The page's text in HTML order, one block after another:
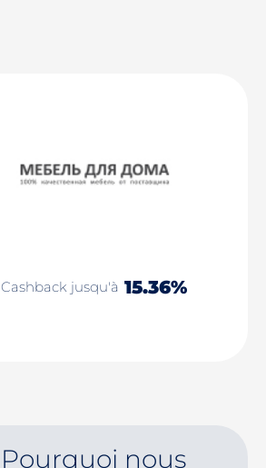
Cashback jusqu'à 15.36%
Pourquoi nous